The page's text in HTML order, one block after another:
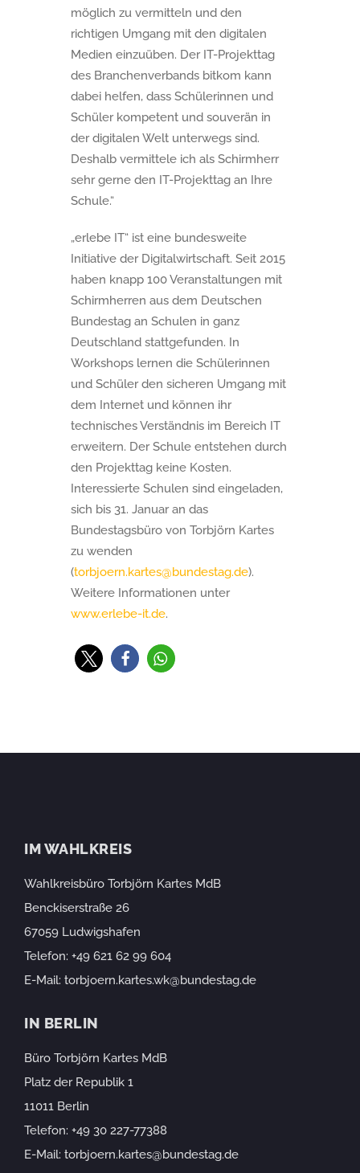
möglich zu vermitteln und den
richtigen Umgang mit den digitalen
Medien einzuüben. Der IT-Projekttag
des Branchenverbands bitkom kann
dabei helfen, dass Schülerinnen und
Schüler kompetent und souverän in
der digitalen Welt unterwegs sind.
Deshalb vermittele ich als Schirmherr
sehr gerne den IT-Projekttag an Ihre
Schule.“
„erlebe IT“ ist eine bundesweite
Initiative der Digitalwirtschaft. Seit 2015
haben knapp 100 Veranstaltungen mit
Schirmherren aus dem Deutschen
Bundestag an Schulen in ganz
Deutschland stattgefunden. In
Workshops lernen die Schülerinnen
und Schüler den sicheren Umgang mit
dem Internet und können ihr
technisches Verständnis im Bereich IT
erweitern. Der Schule entstehen durch
den Projekttag keine Kosten.
Interessierte Schulen sind eingeladen,
sich bis 31. Januar an das
Bundestagsbüro von Torbjörn Kartes
zu wenden
(torbjoern.kartes@bundestag.de).
Weitere Informationen unter
www.erlebe-it.de.
IM WAHLKREIS
Wahlkreisbüro Torbjörn Kartes MdB
Benckiserstraße 26
67059 Ludwigshafen
Telefon: +49 621 62 99 604
E-Mail: torbjoern.kartes.wk@bundestag.de
IN BERLIN
Büro Torbjörn Kartes MdB
Platz der Republik 1
11011 Berlin
Telefon: +49 30 227-77388
E-Mail: torbjoern.kartes@bundestag.de